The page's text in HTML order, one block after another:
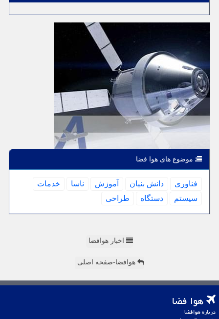
موضوع های هوا فضا
فناوری دانش بنیان آموزش ناسا
خدمات
سیستم
دستگاه طراحی
اخبار هوافضا
هوافضا-صفحه اصلی
هوا فضا
درباره هوافضا